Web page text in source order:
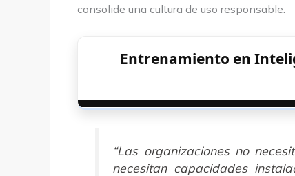
consolide una cultura de uso responsable.
Entrenamiento en
“Las organizaciones no
necesitan capacidades